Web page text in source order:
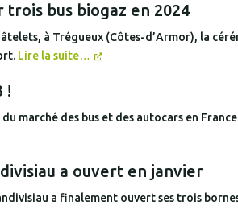
bus biogaz en 2024
à Trégueux (Côtes-d’Armor), la
Lire la suite…
!
des bus et des autocars en France
a ouvert en janvier
a finalement ouvert ses trois